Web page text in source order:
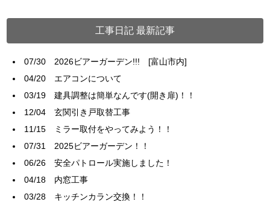
工事日記 最新記事
07/30 2026ビアーガーデン!!! [富山市内]
04/20 エアコンについて
03/19建具調整は簡単なんです(開き扉)！！
12/04玄関引き戸取替工事
11/15
ミラー取付をやってみよう！！
07/31 2025ビアーガーデン！！
06/26安全パトロール実施しました！
04/18 内窓工事
03/28 キッチンカラン交換！！